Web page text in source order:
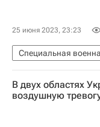
25 июня 2023, 23:23
Специальная
В мире
Украина
Черниговская
В двух областях
воздушную